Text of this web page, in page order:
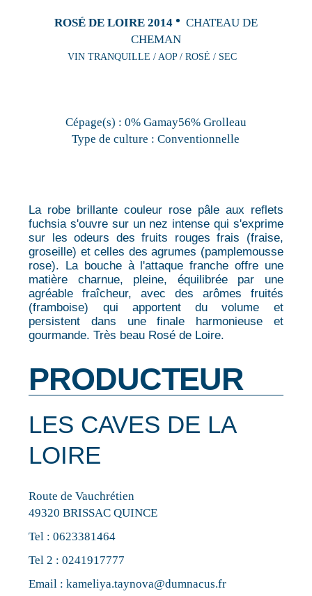
ROSÉ DE LOIRE 2014
CHATEAU DE
CHEMAN
VIN TRANQUILLE / AOP / ROSÉ / SEC
Cépage(s) : 0% Gamay56% Grolleau
Type de culture : Conventionnelle
La robe brillante couleur rose pâle aux reflets
fuchsia s'ouvre sur un nez intense qui s'exprime
sur les odeurs des fruits rouges frais (fraise,
groseille) et celles des agrumes (pamplemousse
rose). La bouche à l'attaque franche offre une
matière charnue, pleine, équilibrée par une
agréable fraîcheur, avec des arômes fruités
(framboise) qui apportent du volume et
persistent dans une finale harmonieuse et
gourmande. Très beau Rosé de Loire.
PRODUCTEUR
LES CAVES DE LA
LOIRE
Route de Vauchrétien
49320 BRISSAC QUINCE
Tel :0623381464
Tel 2 :0241917777
Email :kameliya.taynova@dumnacus.fr